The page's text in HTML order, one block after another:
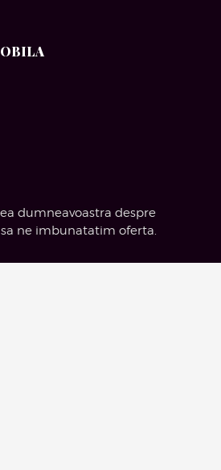
dumneavoastra despre
ne imbunatatim oferta.